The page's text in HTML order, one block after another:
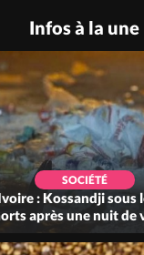
Infos à la une
SOCIÉTÉ
: Kossandji sous
après une nuit de